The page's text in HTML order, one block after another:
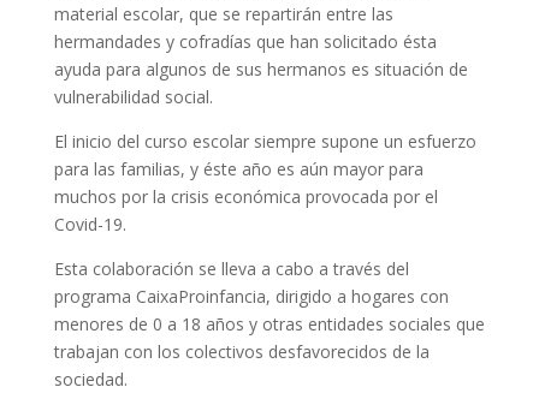
material escolar, que se repartirán entre las
hermandades y cofradías que han solicitado ésta
ayuda para algunos de sus hermanos es situación de
vulnerabilidad social.
El inicio del curso escolar siempre supone un esfuerzo
para las familias, y éste año es aún mayor para
muchos por la crisis económica provocada por el
Covid-19.
Esta colaboración se lleva a cabo a través del
programa CaixaProinfancia, dirigido a hogares con
menores de 0 a 18 años y otras entidades sociales que
trabajan con los colectivos desfavorecidos de la
sociedad.